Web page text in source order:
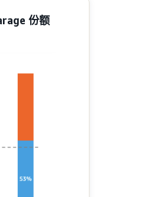
份额